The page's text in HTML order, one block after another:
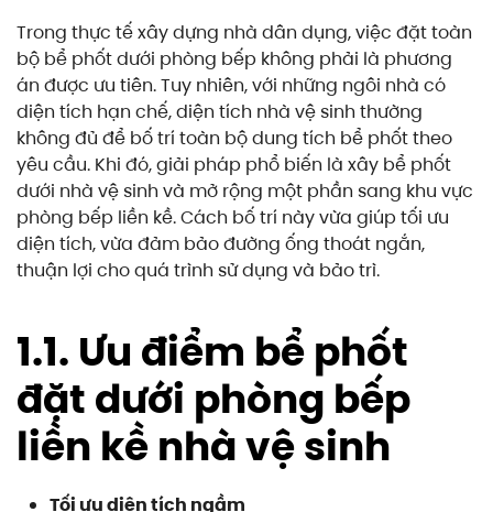
Trong thực tế xây dựng nhà dân dụng, việc đặt toàn
bộ bể phốt dưới phòng bếp không phải là phương
án được ưu tiên. Tuy nhiên, với những ngôi nhà có
diện tích hạn chế, diện tích nhà vệ sinh thường
không đủ để bố trí toàn bộ dung tích bể phốt theo
yêu cầu. Khi đó, giải pháp phổ biến là xây bể phốt
dưới nhà vệ sinh và mở rộng một phần sang khu vực
phòng bếp liền kề. Cách bố trí này vừa giúp tối ưu
diện tích, vừa đảm bảo đường ống thoát ngắn,
thuận lợi cho quá trình sử dụng và bảo trì.
1.1. Ưu điểm bể phốt
đặt dưới phòng bếp
liền kề nhà vệ sinh
Tối ưu diện tích ngầm